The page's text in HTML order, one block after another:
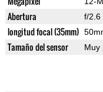
Abertura f/2.6
longitud focal (35mm)
Tamaño del sensor Muy